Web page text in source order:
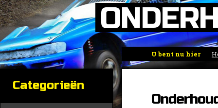
U bent nu hier
Categorieën